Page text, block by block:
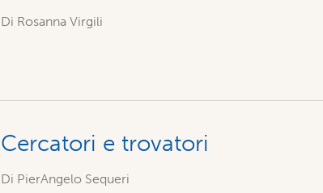
Di Rosanna Virgili
Cercatori e trovatori
Di PierAngelo Sequeri